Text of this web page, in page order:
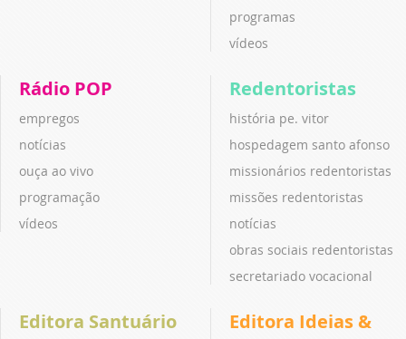
programas
vídeos
Rádio POP
empregos
notícias
ouça ao vivo
programação
vídeos
Redentoristas
história pe. vitor
hospedagem santo afonso
missionários redentoristas
missões redentoristas
notícias
obras sociais redentoristas
secretariado vocacional
Editora Santuário
Editora Ideias &